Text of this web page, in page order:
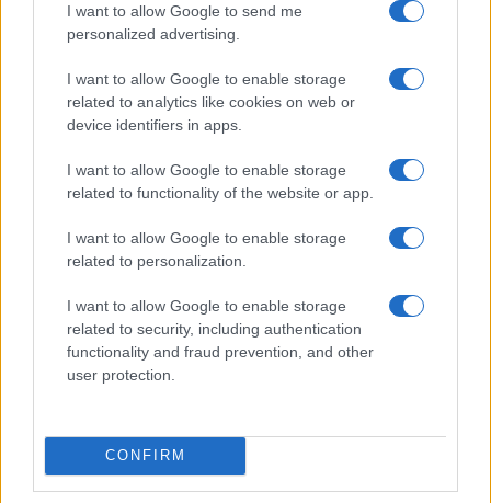
I want to allow Google to send me
personalized advertising.
I want to allow Google to enable storage
related to analytics like cookies on web or
device identifiers in apps.
I want to allow Google to enable storage
related to functionality of the website or app.
I want to allow Google to enable storage
related to personalization.
I want to allow Google to enable storage
related to security, including authentication
functionality and fraud prevention, and other
user protection.
CONFIRM
Continua a leggere